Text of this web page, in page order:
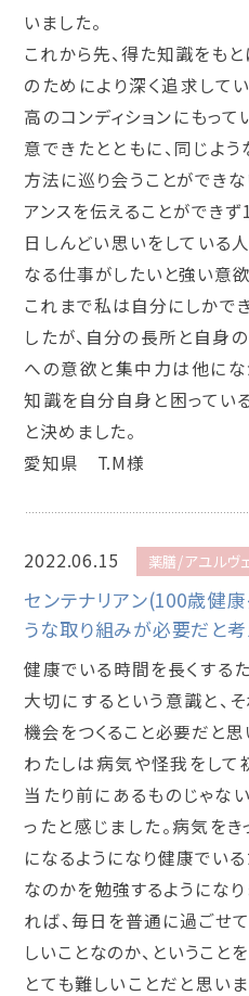
いました。
これから先、得た知識をも
のためにより深く追求して
高のコンディションにもっ
意できたとともに、同じよ
方法に巡り会うことができ
アンスを伝えることができ
日しんどい思いをしている
なる仕事がしたいと強い意
これまで私は自分にしかで
したが、自分の長所と自身
への意欲と集中力は他に
知識を自分自身と困ってい
と決めました。
愛知県 T.M様
2022.06.15 薬膳/アユルヴ
センテナリアン(100歳健
うな取り組みが必要だと
健康でいる時間を長くする
大切にするという意識と、
機会をつくること必要だと思
わたしは病気や怪我をし
当たり前にあるものじゃな
ったと感じました。病気を
になるようになり健康でい
なのかを勉強するようにな
れば、毎日を普通に過ごせ
しいことなのか、というこ
とても難しいことだと思い